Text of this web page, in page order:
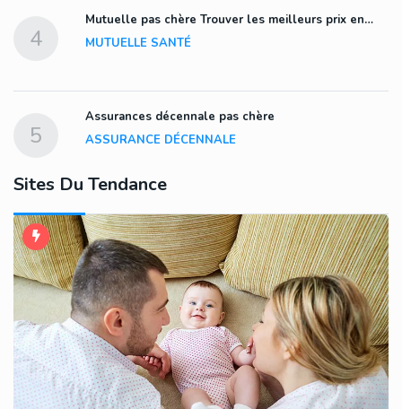
4
Mutuelle pas chère Trouver les meilleurs prix en…
MUTUELLE SANTÉ
5
Assurances décennale pas chère
ASSURANCE DÉCENNALE
Sites Du Tendance